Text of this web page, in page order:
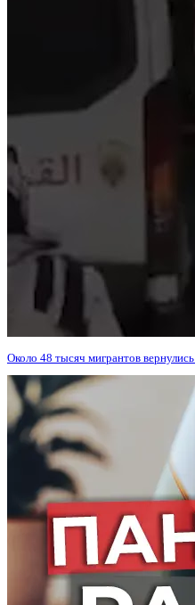
Около 48 тысяч мигрантов